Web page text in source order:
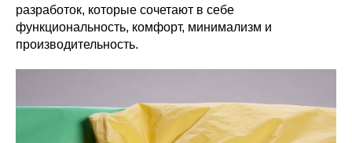
разработок, которые сочетают в себе
функциональность, комфорт, минимализм и
производительность.